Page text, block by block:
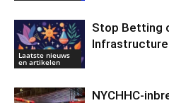
Laatste nieuws
en artikelen
Stop Betting
NYCHHC-